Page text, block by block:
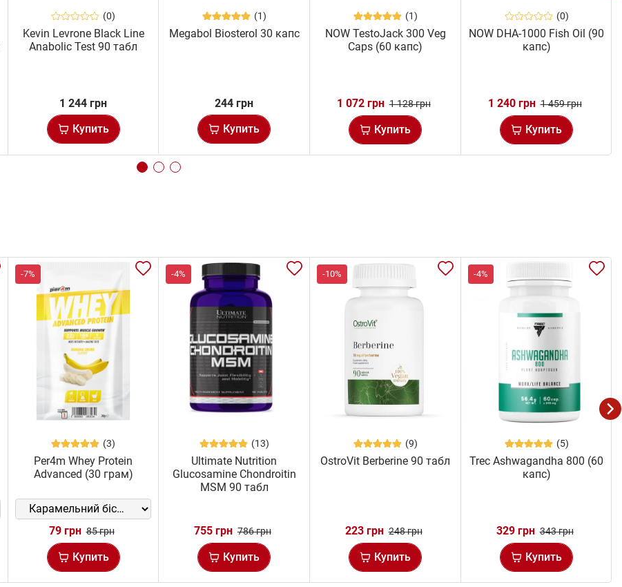
(0)
Kevin Levrone Black Line
Anabolic Test 90 табл
1 244 грн
Купить
(1)
Megabol Biosterol 30 капс
244 грн
Купить
(1)
NOW TestoJack 300 Veg
Caps (60 капс)
1 072 грн 1 128 грн
Купить
(0)
NOW DHA-1000 Fish Oil (90
капс)
1 240 грн 1 459 грн
Купить
-7%
(3)
Per4m Whey Protein
Advanced (30 грам)
79 грн 85 грн
Купить
-4%
(13)
Ultimate Nutrition
Glucosamine Chondroitin
MSM 90 табл
755 грн 786 грн
Купить
-10%
(9)
OstroVit Berberine 90 табл
223 грн 248 грн
Купить
-4%
(5)
Trec Ashwagandha 800 (60
капс)
329 грн 343 грн
Купить